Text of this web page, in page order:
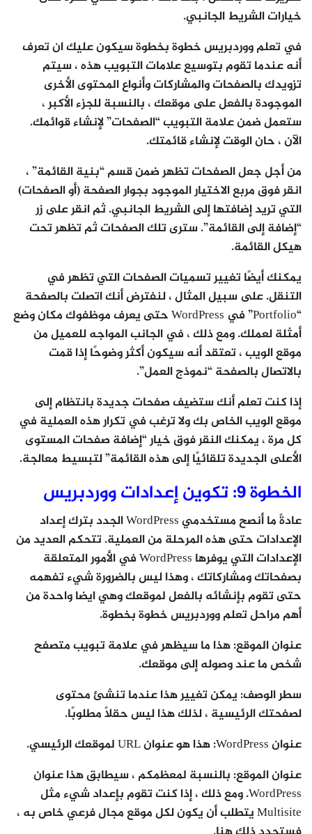
خيارات الشريط الجانبي.
في تعلم ووردبريس خطوة بخطوة سيكون عليك ان تعرف
أنه عندما تقوم بتوسيع علامات التبويب هذه ، سيتم
تزويدك بالصفحات والمشاركات وأنواع المحتوى الأخرى
الموجودة بالفعل على موقعك ، بالنسبة للجزء الأكبر ،
ستعمل ضمن علامة التبويب “الصفحات” لإنشاء قوائمك.
الآن ، حان الوقت لإنشاء قائمتك.
من أجل جعل الصفحات تظهر ضمن قسم “بنية القائمة” ،
انقر فوق مربع الاختيار الموجود بجوار الصفحة (أو الصفحات)
التي تريد إضافتها إلى الشريط الجانبي. ثم انقر على زر
“إضافة إلى القائمة”. سترى تلك الصفحات ثم تظهر تحت
هيكل القائمة.
يمكنك أيضًا تغيير تسميات الصفحات التي تظهر في
التنقل. على سبيل المثال ، لنفترض أنك اتصلت بالصفحة
“Portfolio” في WordPress حتى يعرف موظفوك مكان وضع
أمثلة لعملك. ومع ذلك ، في الجانب المواجه للعميل من
موقع الويب ، تعتقد أنه سيكون أكثر وضوحًا إذا قمت
بالاتصال بالصفحة “نموذج العمل”.
إذا كنت تعلم أنك ستضيف صفحات جديدة بانتظام إلى
موقع الويب الخاص بك ولا ترغب في تكرار هذه العملية في
كل مرة ، يمكنك النقر فوق خيار “إضافة صفحات المستوى
الأعلى الجديدة تلقائيًا إلى هذه القائمة” لتبسيط معالجة.
الخطوة 9: تكوين إعدادات ووردبريس
عادةً ما أنصح مستخدمي WordPress الجدد بترك إعداد
الإعدادات حتى هذه المرحلة من العملية. تتحكم العديد من
الإعدادات التي يوفرها WordPress في الأمور المتعلقة
بصفحاتك ومشاركاتك ، وهذا ليس بالضرورة شيء تفهمه
حتى تقوم بإنشائه بالفعل لموقعك وهي ايضا واحدة من
أهم مراحل تعلم ووردبريس خطوة بخطوة.
عنوان الموقع: هذا ما سيظهر في علامة تبويب متصفح
شخص ما عند وصوله إلى موقعك.
سطر الوصف: يمكن تغيير هذا عندما تنشئ محتوى
لصفحتك الرئيسية ، لذلك هذا ليس حقلًا مطلوبًا.
عنوان WordPress: هذا هو عنوان URL لموقعك الرئيسي.
عنوان الموقع: بالنسبة لمعظمكم ، سيطابق هذا عنوان
WordPress. ومع ذلك ، إذا كنت تقوم بإعداد شيء مثل
Multisite يتطلب أن يكون لكل موقع مجال فرعي خاص به ،